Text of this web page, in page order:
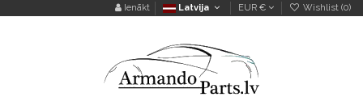
Ienākt Latvija EUR € Wishlist (0)